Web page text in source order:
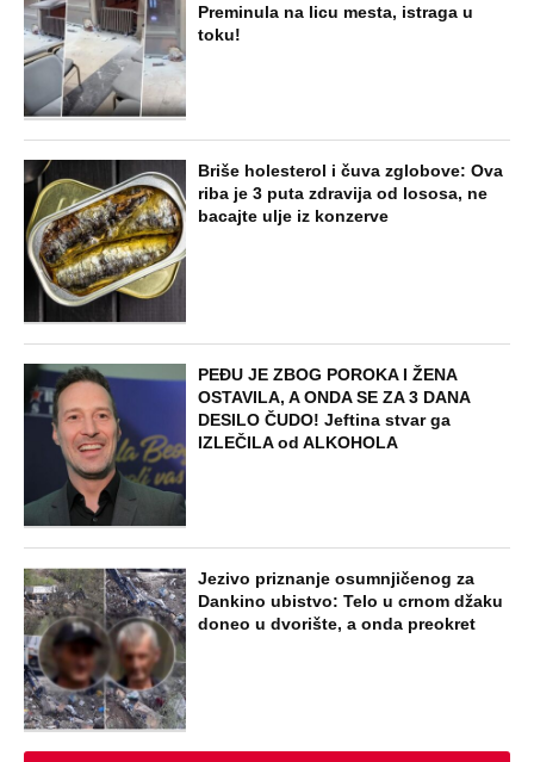
Preminula na licu mesta, istraga u
toku!
Briše holesterol i čuva zglobove: Ova
riba je 3 puta zdravija od lososa, ne
bacajte ulje iz konzerve
PEĐU JE ZBOG POROKA I ŽENA
OSTAVILA, A ONDA SE ZA 3 DANA
DESILO ČUDO! Jeftina stvar ga
IZLEČILA od ALKOHOLA
Jezivo priznanje osumnjičenog za
Dankino ubistvo: Telo u crnom džaku
doneo u dvorište, a onda preokret